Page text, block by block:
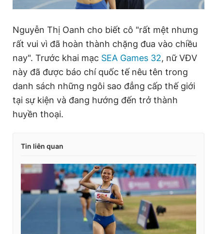
Nguyễn Thị Oanh cho biết cô "rất mệt nhưng
rất vui vì đã hoàn thành chặng đua vào chiều
nay". Trước khai mạc SEA Games 32, nữ VĐV
này đã được báo chí quốc tế nêu tên trong
danh sách những ngôi sao đẳng cấp thế giới
tại sự kiện và đang hướng đến trở thành
huyền thoại.
Tin liên quan